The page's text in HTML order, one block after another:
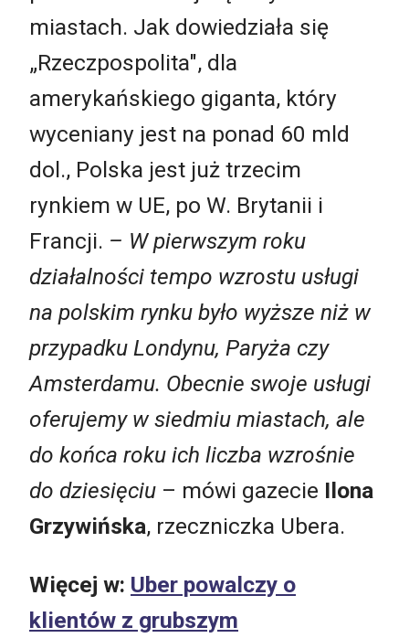
miastach. Jak dowiedziała się
„Rzeczpospolita", dla
amerykańskiego giganta, który
wyceniany jest na ponad 60 mld
dol., Polska jest już trzecim
rynkiem w UE, po W. Brytanii i
Francji. – W pierwszym roku
działalności tempo wzrostu usługi
na polskim rynku było wyższe niż w
przypadku Londynu, Paryża czy
Amsterdamu. Obecnie swoje usługi
oferujemy w siedmiu miastach, ale
do końca roku ich liczba wzrośnie
do dziesięciu – mówi gazecie Ilona
Grzywińska, rzeczniczka Ubera.
Więcej w: Uber powalczy o
klientów z grubszym